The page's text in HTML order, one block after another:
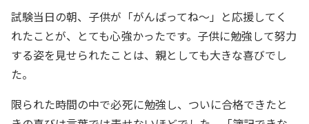
試験当日の朝、子供が「がんばってね～」と応援してく
れたことが、とても心強かったです。子供に勉強して努力
する姿を見せられたことは、親としても大きな喜びでし
た。
限られた時間の中で必死に勉強し、ついに合格できたと